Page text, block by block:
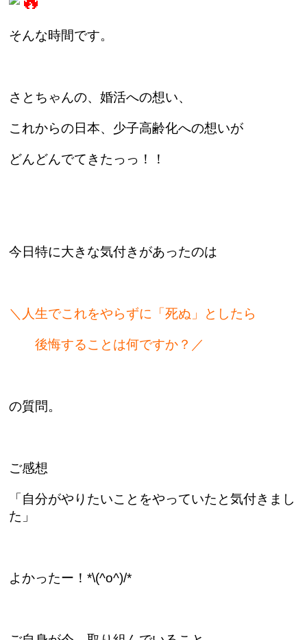
そんな時間です。
さとちゃんの、婚活への想い、
これからの日本、少子高齢化への想いが
どんどんでてきたっっ！！
今日特に大きな気付きがあったのは
＼人生でこれをやらずに「死ぬ」としたら
後悔することは何ですか？／
の質問。
ご感想
「自分がやりたいことをやっていたと気付きまし
た」
よかったー！*\(^o^)/*